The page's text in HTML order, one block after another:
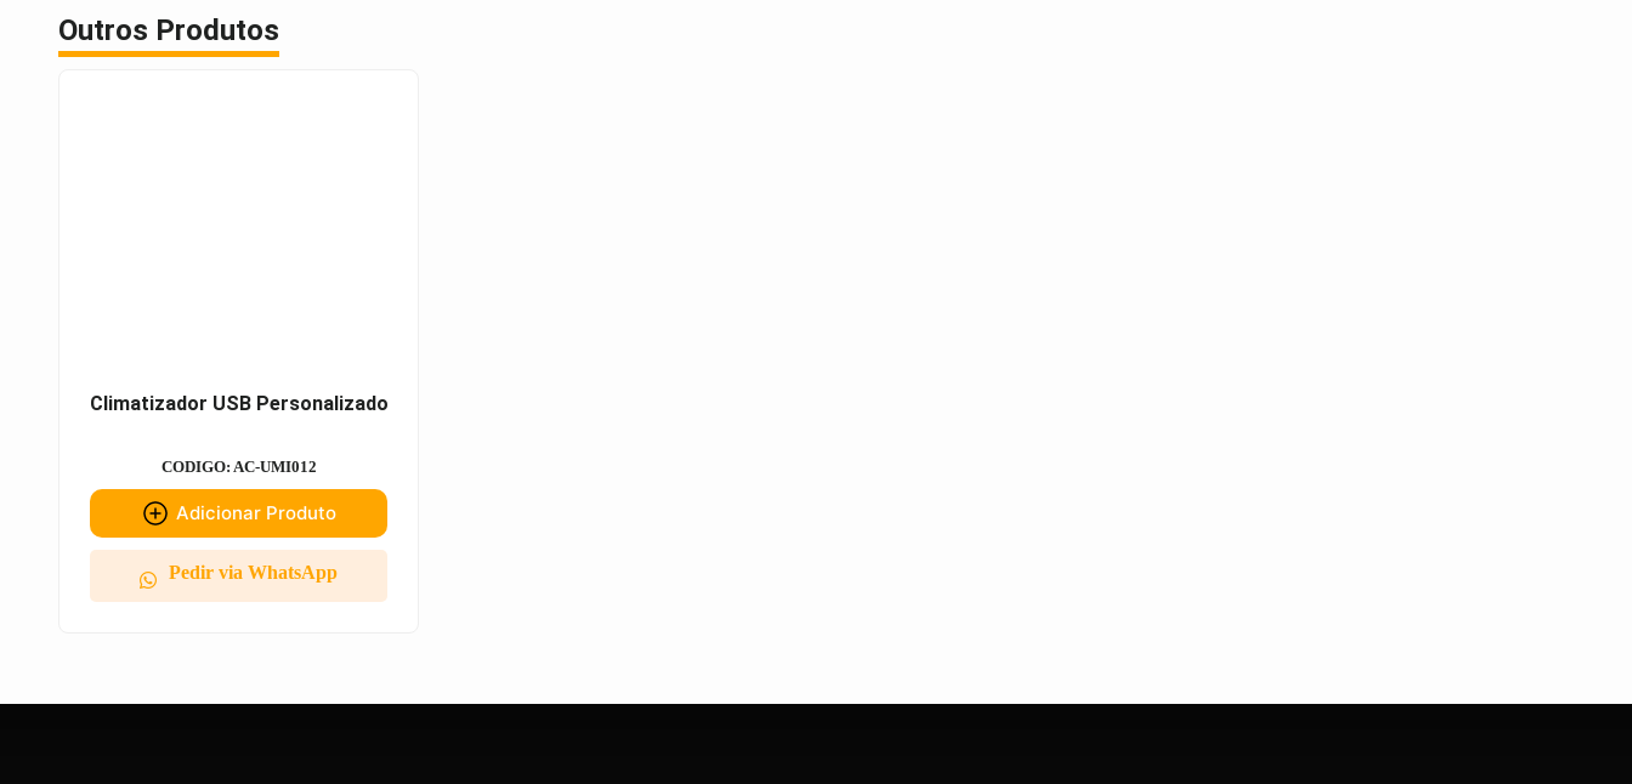
Outros Produtos
Climatizador USB Personalizado
CODIGO: AC-UMI012
Adicionar Produto
Pedir via WhatsApp